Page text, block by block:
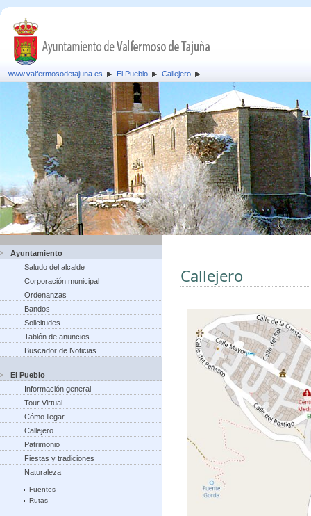
www.valfermosodetajuna.es El Pueblo Callejero
Ayuntamiento
Saludo del alcalde
Corporación municipal
Ordenanzas
Bandos
Solicitudes
Tablón de anuncios
Buscador de Noticias
El Pueblo
Información general
Tour Virtual
Cómo llegar
Callejero
Patrimonio
Fiestas y tradiciones
Naturaleza
Fuentes
Rutas
Callejero